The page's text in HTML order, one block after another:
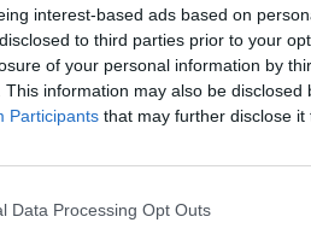
interest-based ads based on
to third parties prior to your
of your personal information by
This information may also be
Participants that may further disclose it
Data Processing Opt Outs
em curso, uma Equipa
de Aveiro, deslocou-se, de
o suspeito.
para tratamento aos
resultado das agressões